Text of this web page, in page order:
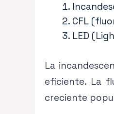
CFL
LED
La
eficiente. La
creciente